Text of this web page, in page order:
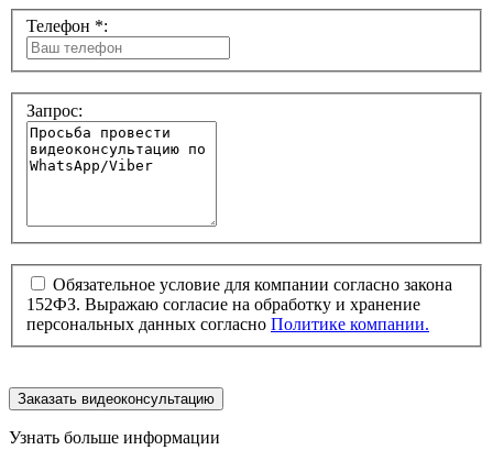
Телефон *:
Запрос:
Обязательное условие для компании согласно закона
152ФЗ. Выражаю согласие на обработку и хранение
персональных данных согласно Политике компании.
Заказать видеоконсультацию
Узнать больше информации